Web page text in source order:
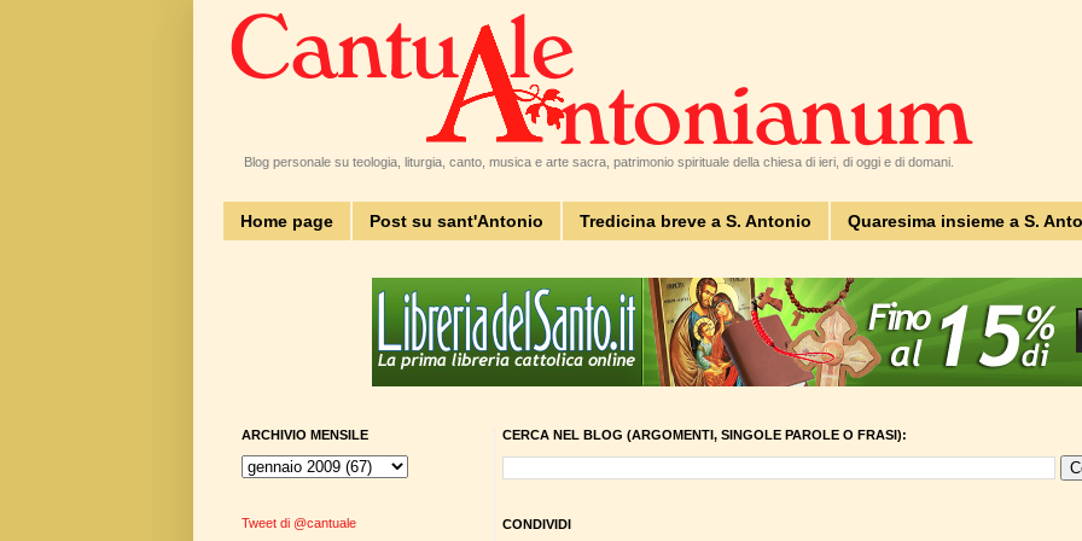
Blog personale su teologia, liturgia, canto, musica e arte sacra, patrimonio spirituale della chiesa di ieri, di oggi e di domani.
Home page Post su sant'Antonio Tredicina breve a S. Antonio Quaresima insieme a S.
CERCA NEL BLOG (ARGOMENTI, SINGOLE PAROLE O FRASI):
CONDIVIDI
ARCHIVIO MENSILE
Tweet di @cantuale